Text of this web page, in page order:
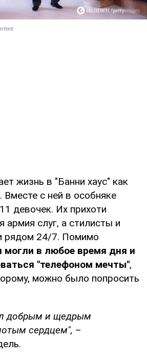
жизнь в "Банни хаус" как
Вместе с ней в особняке
девочек. Их прихоти
армия слуг, а стилисты и
рядом 24/7. Помимо
могли в любое время дня и
"телефоном мечты",
можно было попросить
добрым и щедрым
сердцем", –